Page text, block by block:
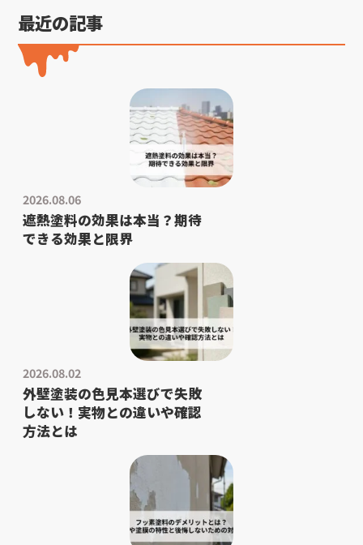
最近の記事
2026.08.06
遮熱塗料の効果は本当？期待
できる効果と限界
2026.08.02
外壁塗装の色見本選びで失敗
しない！実物との違いや確認
方法とは